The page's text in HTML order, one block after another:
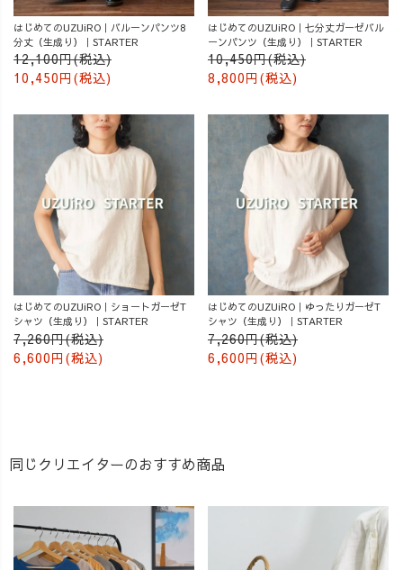
はじめてのUZUiRO｜バルーンパンツ8
分丈（生成り）｜STARTER
12,100円(税込)
10,450円(税込)
はじめてのUZUiRO｜七分丈ガーゼバル
ーンパンツ（生成り）｜STARTER
10,450円(税込)
8,800円(税込)
はじめてのUZUiRO｜ショートガーゼT
シャツ（生成り）｜STARTER
7,260円(税込)
6,600円(税込)
はじめてのUZUiRO｜ゆったりガーゼT
シャツ（生成り）｜STARTER
7,260円(税込)
6,600円(税込)
同じクリエイターのおすすめ商品